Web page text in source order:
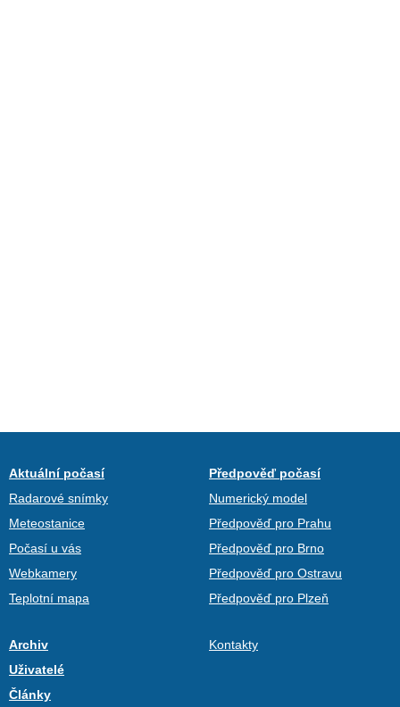
Aktuální počasí
Radarové snímky
Meteostanice
Počasí u vás
Webkamery
Teplotní mapa
Předpověď počasí
Numerický model
Předpověď pro Prahu
Předpověď pro Brno
Předpověď pro Ostravu
Předpověď pro Plzeň
Archiv
Uživatelé
Články
Kontakty